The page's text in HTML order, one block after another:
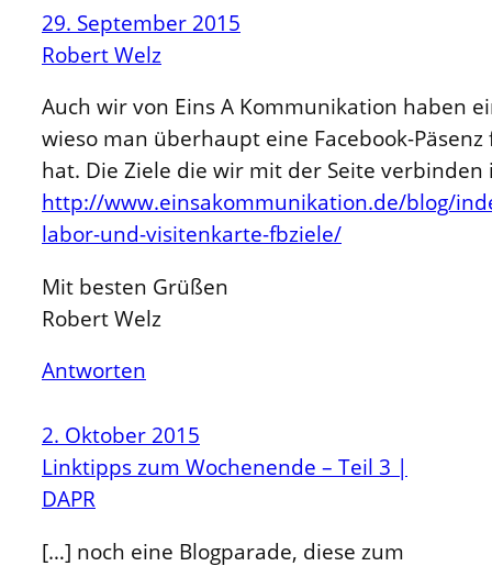
29. September 2015
Robert Welz
Auch wir von Eins A Kommunikation haben
wieso man überhaupt eine Facebook-
hat. Die Ziele die wir mit der Seite verbinden
http://www.einsakommunikation.de/blog/
labor-und-visitenkarte-fbziele/
Mit besten Grüßen
Robert Welz
Antworten
2. Oktober 2015
Linktipps zum Wochenende – Teil 3 |
DAPR
[…] noch eine Blogparade, diese zum